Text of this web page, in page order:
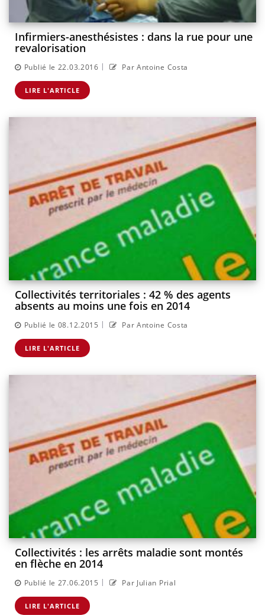
Infirmiers-anesthésistes : dans la rue pour une
revalorisation
Publié le 22.03.2016 | Par Antoine Costa
LIRE L'ARTICLE
Collectivités territoriales : 42 % des agents
absents au moins une fois en 2014
Publié le 08.12.2015 | Par Antoine Costa
LIRE L'ARTICLE
Collectivités : les arrêts maladie sont montés
en flèche en 2014
Publié le 27.06.2015 | Par Julian Prial
LIRE L'ARTICLE